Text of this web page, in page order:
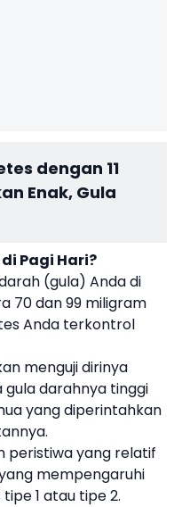
dengan 11
Enak, Gula
Pagi Hari?
(gula) Anda di
70 dan 99 miligram
Anda terkontrol
menguji dirinya
darahnya tinggi
yang diperintahkan
peristiwa yang relatif
mempengaruhi
1 atau tipe 2.